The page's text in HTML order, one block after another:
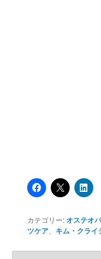
カテゴリー:オステオ
ツケア、 キム・クライ